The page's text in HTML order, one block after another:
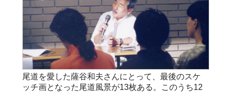
尾道を愛した薩谷和夫さんにとって、最後のスケ
ッチ画となった尾道風景が13枚ある。このうち12